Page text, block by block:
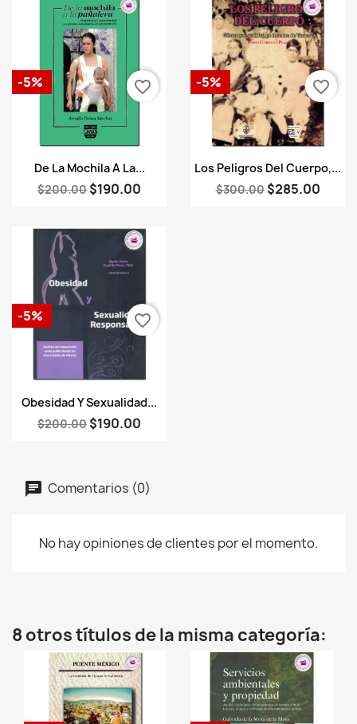
Vista rápida
De La Mochila A La...
$200.00 $190.00
-5% favorite_border
Vista rápida
Los Peligros Del Cuerpo,...
$300.00 $285.00
-5% favorite_border
Vista rápida
Obesidad Y Sexualidad...
$200.00 $190.00
-5% favorite_border
Comentarios (0)
No hay opiniones de clientes por el momento.
8 otros títulos de la misma categoría: